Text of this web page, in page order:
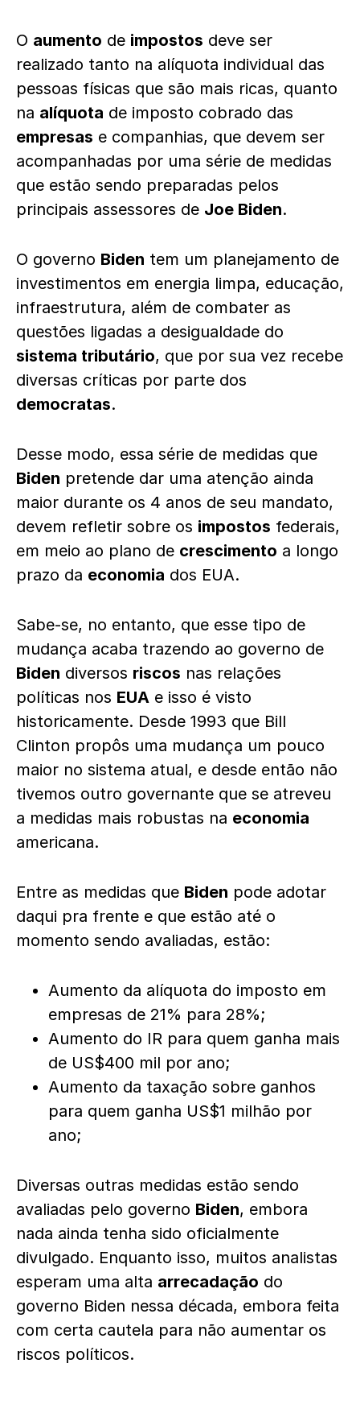
O aumento de impostos deve ser
realizado tanto na alíquota individual das
pessoas físicas que são mais ricas, quanto
na alíquota de imposto cobrado das
empresas e companhias, que devem ser
acompanhadas por uma série de medidas
que estão sendo preparadas pelos
principais assessores de Joe Biden.
O governo Biden tem um planejamento de
investimentos em energia limpa, educação,
infraestrutura, além de combater as
questões ligadas a desigualdade do
sistema tributário, que por sua vez recebe
diversas críticas por parte dos
democratas.
Desse modo, essa série de medidas que
Biden pretende dar uma atenção ainda
maior durante os 4 anos de seu mandato,
devem refletir sobre os impostos federais,
em meio ao plano de crescimento a longo
prazo da economia dos EUA.
Sabe-se, no entanto, que esse tipo de
mudança acaba trazendo ao governo de
Biden diversos riscos nas relações
políticas nos EUA e isso é visto
historicamente. Desde 1993 que Bill
Clinton propôs uma mudança um pouco
maior no sistema atual, e desde então não
tivemos outro governante que se atreveu
a medidas mais robustas na economia
americana.
Entre as medidas que Biden pode adotar
daqui pra frente e que estão até o
momento sendo avaliadas, estão:
Aumento da alíquota do imposto em
empresas de 21% para 28%;
Aumento do IR para quem ganha mais
de US$400 mil por ano;
Aumento da taxação sobre ganhos
para quem ganha US$1 milhão por
ano;
Diversas outras medidas estão sendo
avaliadas pelo governo Biden, embora
nada ainda tenha sido oficialmente
divulgado. Enquanto isso, muitos analistas
esperam uma alta arrecadação do
governo Biden nessa década, embora feita
com certa cautela para não aumentar os
riscos políticos.